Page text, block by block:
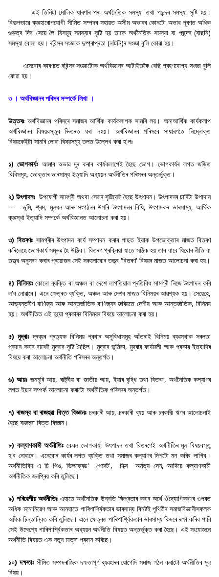
এই তিনিটা মৌলিক ধাৰণাৰ পৰা অৰ্থনৈতিক সমস্যা তথা পছন্দৰ সমস্যা সৃষ্টি হয়।
বিকল্পভাৱে ব্যৱহাৰোপযোগী সীমিত সম্পদৰ সহায়ত অসীম অভাৱৰ কোনটো অভাৱ পূৰণত অধিক
গুৰুত্ব দিব সেয়ে লৈ যিসমূহ সমস্যাৰ সৃষ্টি হয় তাকে অৰ্থনৈতিক সমস্যা বা পছন্দৰ (বাছনি)
সমস্যা বোলা হয়। ৰবিন্সৰ সংজ্ঞাক দুষ্প্ৰাপ্ৰতা (নাটনি)ৰ সংজ্ঞা বুলি কোৱা হয়।
এনেবোৰ কাৰণতে ৰবিন্সৰ সংজ্ঞাটোক অৰ্থবিজ্ঞানৰ আটাইতকৈ বেছি গ্ৰহণযোগ্য সংজ্ঞা বুলি
কোৱা হয়।
৩ । অর্থবিজ্ঞানৰ পৰিসৰ সম্পর্কে লিখা ।
উত্তৰঃঅৰ্থবিজ্ঞানৰ পৰিসৰে সমাজৰ আৰ্থিক কাৰ্যকলাপক সামৰি লয়। অনাআৰ্থিক কাৰ্যকলাপ
অৰ্থবিজ্ঞানৰ বিষয়বস্তুৰ ভিতৰত ধৰা নহয়। অৰ্থবিজ্ঞানৰ পৰিসৰে সাধাৰণতে নিম্নোক্ত
বিষয়কেইটা সামৰি লোৱা বিষয়সমূহ তলত উল্লেখ কৰা হ'লঃ
১) ভোগকাৰ্যঃ আমাৰ অভাৱ দূৰ কৰাৰ কাৰ্যকলাপেই হৈছে ভোগ। ভোগকাৰ্যৰ লগত জড়িত
বিধিসমূহ, ভোক্তাৰ ভাৰসাম্য ইত্যাদি অধ্যয়ন অৰ্থনীতিৰ পৰিসৰৰ অন্তৰ্ভুক্ত।
২) উৎপাদনঃ উপযোগী সামগ্ৰী অথবা সেৱাৰ সৃষ্টিয়েই হৈছে উৎপাদন। উৎপাদনৰ চাৰিটা উপাদান
一 ভূমি, শ্ৰম, মূলধন আৰু সংগঠনৰ উপৰি উৎপাদনৰ বিধি, উৎপাদকৰ ভাৰসাম্য, আৰ্থিক
ব্যৱস্থা ইত্যাদি সম্পৰ্কে অৰ্থবিজ্ঞানত আলোচনা কৰা হয়।
৩) বিতৰণঃ সামগ্ৰীৰ উৎপাদন কাৰ্য সম্পাদন কৰাৰ পাছত ইয়াক উপভোক্তাৰ মাজত বিতৰণ
কৰিলেহে ভোগকাৰ্য সম্ভৱ হৈ উঠিব। বিতৰণ প্ৰক্ৰিয়া যাতে সঠিক হয় তাৰ বাবে যিবোৰ নীতি বা
তত্ত্ব অনুসৰণ কৰাৰ প্ৰয়োজন সেই সকলোবোৰ তত্ত্ব 'বিতৰণ' বিষয়ৰ মাজত আলোচনা কৰা হয়।
৪) বিনিময়ঃকোনো ব্যক্তি বা অঞ্চল বা দেশে লাগতিয়াল প্ৰতিবিধ সামগ্ৰী নিজে উৎপাদন কৰি
ল'ব নোৱাৰে। এনে ক্ষেত্ৰত ব্যক্তি, অঞ্চল আৰু দেশৰ মাজত বিনিময়ৰ আৱশ্যক হয়। সেয়েহে,
আভ্যন্তৰীণ বাণিজ্য আৰু আন্তৰ্জাতিক বাণিজ্যৰ জৰিয়তে দেশীয় আৰু আন্তৰ্জাতিক, বিনিময়
হয়। অৰ্থনীতিত এই দুয়ো প্ৰকাৰৰ বিনিময়ৰ বিষয়ে আলোচনা কৰা হয়।
৫) মুদ্ৰাঃদ্ৰব্যৰ প্ৰত্যক্ষ বিনিময় প্ৰথাৰ অসুবিধাসমূহ আঁতৰাই বিনিময় ব্যৱস্থাক সৰলতা
প্ৰদান কৰাৰ বাবেই মুদ্ৰাৰ সৃষ্টি হৈছিল। মুদ্ৰাৰ ভূমিকা, মুদ্ৰাৰ কাৰ্যাৱলী আৰু প্ৰকাৰ ইত্যাদিৰ
বিষয়ে কৰা আলোচনা অৰ্থনীতি পৰিসৰৰ অন্তৰ্গত।
৬) আয়ঃ জনমূৰি আয়, ৰাষ্ট্ৰীয় বা জাতীয় আয়, ইয়াৰ বৃদ্ধি তথা বিতৰণ, অৰ্থনৈতিক কল্যাণৰ
লগত ইয়াৰ সম্পৰ্ক আলোচনা কৰাটো অৰ্থনীতিক পৰিসৰৰ অন্তৰ্গত।
৭) ৰাজস্ব বা ৰাজহুৱা বিত্ত বিজ্ঞানঃচৰকাৰী আয়, চৰকাৰী ব্যয় আৰু চৰকাৰী ঋণৰ আলোচনাই
হৈছে ৰাজহুৱা বিত্ত বিজ্ঞান।
৮) কল্যাণকামী অৰ্থনীতিঃ কেৱল ভোগকাৰ্য, উৎপাদন তথা বিতৰণেই অৰ্থনীতিৰ মূল বিষয়বস্তু
হ'ব নোৱাৰে। এনেবোৰ কাৰ্যৰ লগত ব্যক্তি তথা সমাজৰ কল্যাণৰ দিশটো মন কৰিব লাগিব।
অৰ্থনীতিবিদ এ চি পিগু, ভিলফ্ৰেড' পেৰেট', হিক্স অৰ্মত্য সেন, আদিয়ে কল্যাণকামী
অৰ্থনীতিক জনপ্ৰিয় কৰি তুলিছে।
৯) পৰিৱেশীয় অৰ্থনীতিঃ এহাতে অৰ্থনৈতিক উন্নতি ক্ষিপ্ৰতাৰ কৰাৰ অৰ্থে ঔদ্যোগিকৰণৰ ওপৰত
অধিক মনোনিৱেশ আৰু আনহাতে পাৰিপাৰ্শ্বিকতাৰ ভাৰসাম্য বিনষ্টই পৃথিৱীৰ সমাজবিজ্ঞানীসকলক
অধিক চিন্তান্বিত কৰি তুলিছে। এনে ক্ষেত্ৰত পাৰিপাৰ্শ্বিকতাৰ ভাৰসাম্য কিদৰে ৰক্ষা কৰিব পাৰি
সেই উদ্দেশ্যে পাৰিপাৰ্শ্বিকতাৰ অধ্যয়ন অৰ্থনীতি বিষয়ত অন্তৰ্ভুক্ত কৰা হৈছে। এই সংযোজনে
অৰ্থনীতি বিষয়ত এক নতুন মাত্ৰা প্ৰদান কৰিছে।
১০) দক্ষতাঃসীমিত সম্পদৰাজিক দক্ষতাপূৰ্ণ ব্যৱহাৰৰ যোগেদি সমাজ গঠন কৰাটো অৰ্থনীতিৰ মূল
বিষয়।